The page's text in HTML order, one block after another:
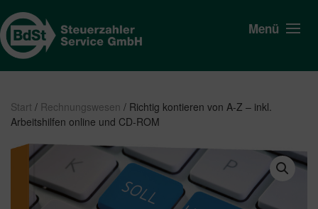
Menü
Start / Rechnungswesen / Richtig kontieren von A-Z – inkl.
Arbeitshilfen online und CD-ROM